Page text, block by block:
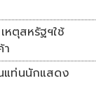
หตุสหรัฐฯใช้
แท่นนักแสดง